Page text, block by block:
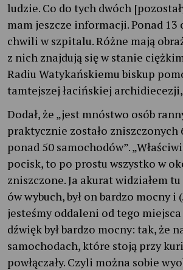
ludzie. Co do tych dwóch
mam jeszcze informacji. Ponad 13
chwili w szpitalu. Różne mają
z nich znajdują się w stanie
Radiu Watykańskiemu biskup
tamtejszej łacińskiej archidiecezji,
Dodał, że „jest mnóstwo osób
praktycznie zostało zniszczonych
ponad 50 samochodów”.
pocisk, to po prostu wszystko w
zniszczone. Ja akurat widziałem
ów wybuch, był on bardzo mocny
jesteśmy oddaleni od tego
dźwięk był bardzo mocny: tak, że
samochodach, które stoją przy
powłączały. Czyli można sobie